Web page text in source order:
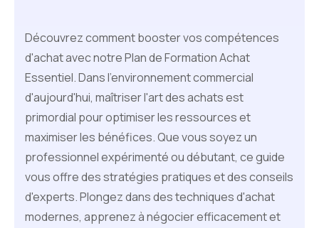
Découvrez comment booster vos compétences
d'achat avec notre Plan de Formation Achat
Essentiel. Dans l'environnement commercial
d'aujourd'hui, maîtriser l'art des achats est
primordial pour optimiser les ressources et
maximiser les bénéfices. Que vous soyez un
professionnel expérimenté ou débutant, ce guide
vous offre des stratégies pratiques et des conseils
d'experts. Plongez dans des techniques d'achat
modernes, apprenez à négocier efficacement et